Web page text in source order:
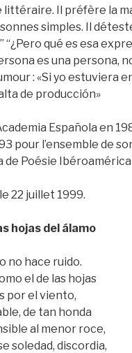
littéraire. Il préfère la
simples. Il
“¿Pero qué es esa
es una persona,
: «Si yo estuviera
de producción»
Española en
pour l’ensemble de
de Poésie
22 juillet 1999.
hojas del álamo
no hace ruido.
el de las hojas
por el viento,
de tan honda
al menor roce,
soledad, discordia,